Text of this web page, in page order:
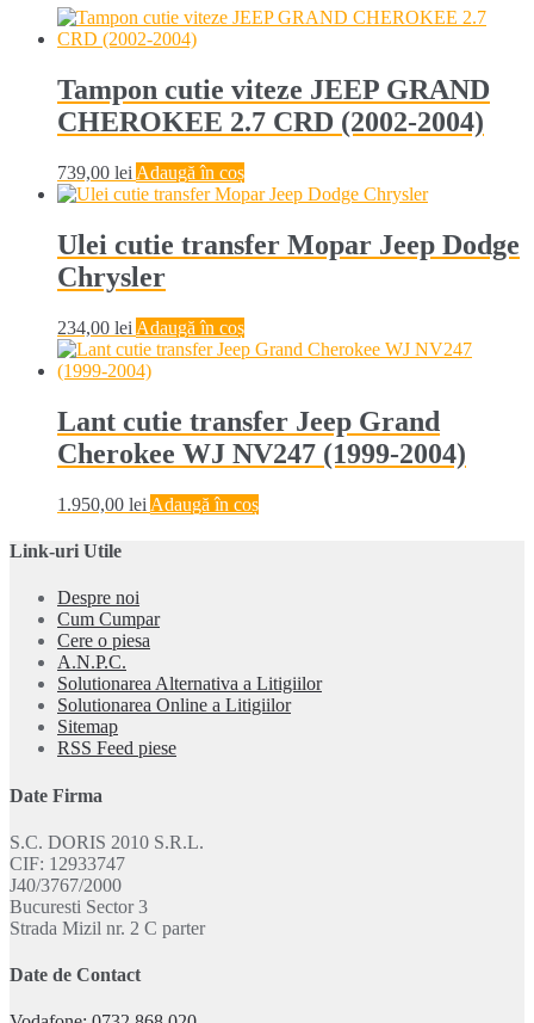
Tampon cutie viteze JEEP GRAND
CHEROKEE 2.7 CRD (2002-2004)
739,00 lei Adaugă în coș
Ulei cutie transfer Mopar Jeep Dodge
Chrysler
234,00 lei Adaugă în coș
Lant cutie transfer Jeep Grand
Cherokee WJ NV247 (1999-2004)
1.950,00 lei Adaugă în coș
Link-uri Utile
Despre noi
Cum Cumpar
Cere o piesa
A.N.P.C.
Solutionarea Alternativa a Litigiilor
Solutionarea Online a Litigiilor
Sitemap
RSS Feed piese
Date Firma
S.C. DORIS 2010 S.R.L.
CIF: 12933747
J40/3767/2000
Bucuresti Sector 3
Strada Mizil nr. 2 C parter
Date de Contact